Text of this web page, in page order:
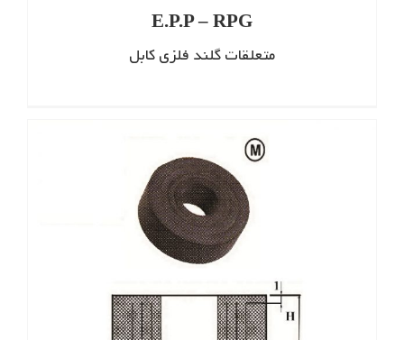
E.P.P – RPG
متعلقات گلند فلزی کابل